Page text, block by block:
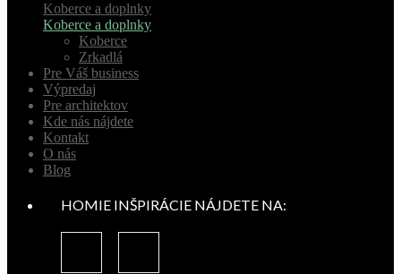
Koberce a doplnky
Koberce a doplnky
Koberce
Zrkadlá
Pre Váš business
Výpredaj
Pre architektov
Kde nás nájdete
Kontakt
O nás
Blog
HOMIE INŠPIRÁCIE NÁJDETE NA: